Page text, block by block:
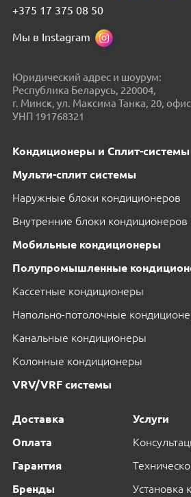
+375 17 375 08 50
Мы в Instagram
Юридический адрес и шоурум:
Республика Беларусь, 220004,
г. Минск, ул. Максима Танка, 20,
УНП 191768321
Кондиционеры и Сплит-системы
Мульти-сплит системы
Наружные блоки кондиционеров
Внутренние блоки кондиционеров
Мобильные кондиционеры
Полупромышленные
Кассетные кондиционеры
Напольно-потолочные
Канальные кондиционеры
Колонные кондиционеры
VRV/VRF системы
Доставка
Оплата
Гарантия
Бренды
Услуги
Установка